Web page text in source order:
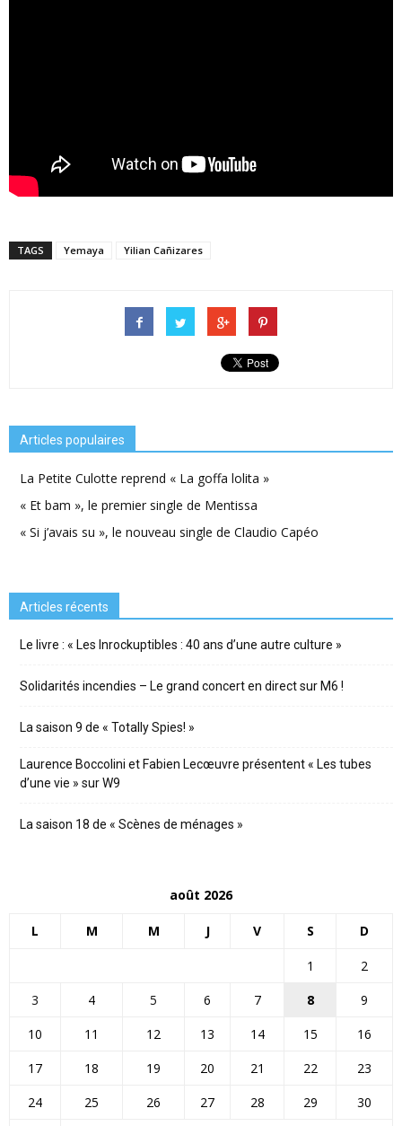
TAGS Yemaya Yilian Cañizares
Articles populaires
La Petite Culotte reprend « La goffa lolita »
« Et bam », le premier single de Mentissa
« Si j’avais su », le nouveau single de Claudio Capéo
Articles récents
Le livre : « Les Inrockuptibles : 40 ans d’une autre culture »
Solidarités incendies – Le grand concert en direct sur M6 !
La saison 9 de « Totally Spies! »
Laurence Boccolini et Fabien Lecœuvre présentent « Les tubes
d’une vie » sur W9
La saison 18 de « Scènes de ménages »
août 2026
L M M J V S D
1
2
3
4 5 6 7 8
9
10
11 12 13 14 15
16
17
18 19 20 21 22
23
24
25 26 27 28 29
30